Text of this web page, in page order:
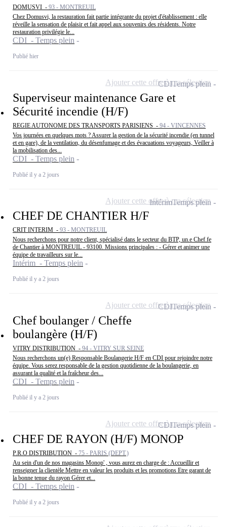
DOMUSVI - 93 - MONTREUIL
Chez Domusvi, la restauration fait partie intégrante du projet d'établissement : elle
réveille la sensation de plaisir et fait appel aux souvenirs des résidents. Notre
restauration privilégie le...
CDI - Temps plein
Publié hier
Superviseur maintenance Gare et
Sécurité incendie (H/F)
REGIE AUTONOME DES TRANSPORTS PARISIENS - 94 - VINCENNES
Vos journées en quelques mots ? Assurer la gestion de la sécurité incendie (en tunnel
et en gare), de la ventilation, du désenfumage et des évacuations voyageurs, Veiller à
la mobilisation des...
CDI - Temps plein
Publié il y a 2 jours
CDITemps plein
Ajouter cette offre à ma sélection
CHEF DE CHANTIER H/F
CRIT INTERIM - 93 - MONTREUIL
Nous recherchons pour notre client, spécialisé dans le secteur du BTP, un.e Chef.fe
de Chantier à MONTREUIL - 93100. Missions principales : - Gérer et animer une
équipe de travailleurs sur le...
Intérim - Temps plein
Publié il y a 2 jours
IntérimTemps plein
Ajouter cette offre à ma sélection
Chef boulanger / Cheffe
boulangère (H/F)
VITRY DISTRIBUTION - 94 - VITRY SUR SEINE
Nous recherchons un(e) Responsable Boulangerie H/F en CDI pour rejoindre notre
équipe. Vous serez responsable de la gestion quotidienne de la boulangerie, en
assurant la qualité et la fraîcheur des...
CDI - Temps plein
Publié il y a 2 jours
CDITemps plein
Ajouter cette offre à ma sélection
CHEF DE RAYON (H/F) MONOP
P.R.O DISTRIBUTION - 75 - PARIS (DEPT.)
Au sein d'un de nos magasins Monop' , vous aurez en charge de : Accueillir et
renseigner la clientèle Mettre en valeur les produits et les promotions Etre garant de
la bonne tenue du rayon Gérer et...
CDI - Temps plein
Publié il y a 2 jours
CDITemps plein
Ajouter cette offre à ma sélection